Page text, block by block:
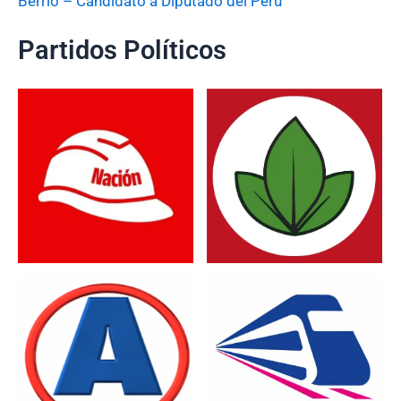
Partidos Políticos